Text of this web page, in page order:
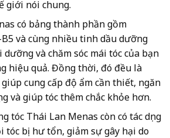
giới nói chung.
có bảng thành phần gồm
B5 và cùng nhiều tinh dầu dưỡng
và chăm sóc mái tóc của bạn
hiệu quả. Đồng thời, đó đều là
cung cấp độ ẩm cần thiết, ngăn
và giúp tóc thêm chắc khỏe hơn.
tóc Thái Lan Menas còn có tác dụng
tóc bị hư tổn, giảm sự gây hại do